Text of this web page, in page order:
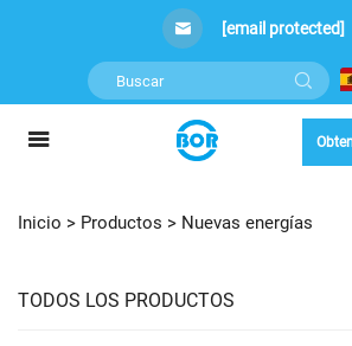
[email protected]
Inicio > Productos > Nuevas energías
TODOS LOS PRODUCTOS